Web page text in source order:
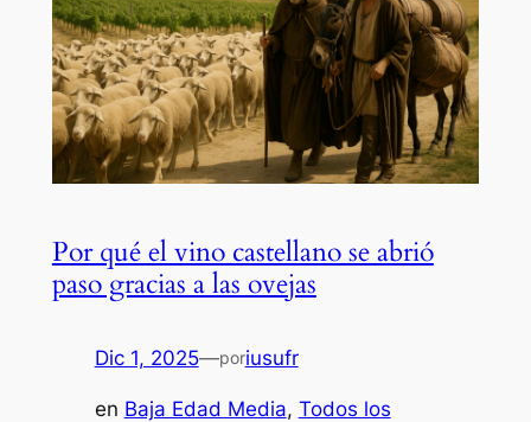
Por qué el vino castellano se abrió
paso gracias a las ovejas
Dic 1, 2025—poriusufr
en Baja Edad Media, Todos los